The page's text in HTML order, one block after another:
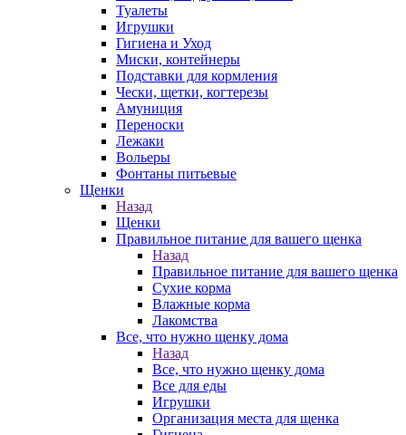
Туалеты
Игрушки
Гигиена и Уход
Миски, контейнеры
Подставки для кормления
Чески, щетки, когтерезы
Амуниция
Переноски
Лежаки
Вольеры
Фонтаны питьевые
Щенки
Назад
Щенки
Правильное питание для вашего щенка
Назад
Правильное питание для вашего щенка
Сухие корма
Влажные корма
Лакомства
Все, что нужно щенку дома
Назад
Все, что нужно щенку дома
Все для еды
Игрушки
Организация места для щенка